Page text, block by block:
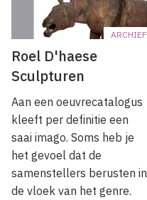
ARCHIEF
Roel D'haese
Sculpturen
Aan een oeuvrecatalogus
kleeft per definitie een
saai imago. Soms heb je
het gevoel dat de
samenstellers berusten in
de vloek van het genre.